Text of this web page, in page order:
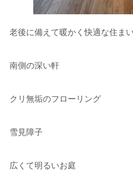
老後に備えて暖かく快適な住ま
南側の深い軒
クリ無垢のフローリング
雪見障子
広くて明るいお庭